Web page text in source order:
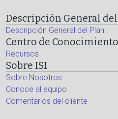
Descripción General
Descripción General del Plan
Centro de Conocimiento
Recursos
Sobre ISI
Sobre Nosotros
Conoce al equipo
Comentarios del cliente